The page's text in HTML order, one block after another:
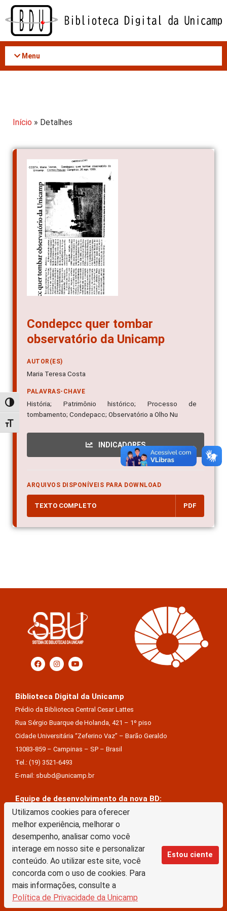
Utilizamos cookies para oferecer
melhor experiência, melhorar o
desempenho, analisar como você
interage em nosso site e personalizar
conteúdo. Ao utilizar este site, você
concorda com o uso de cookies. Para
mais informações, consulte a
Política de Privacidade da Unicamp
Estou ciente
Acessar
conteúdo
Alternar alto contraste
Alternar tamanho da fonte
Menu
Início » Detalhes
Condepcc quer tombar
observatório da Unicamp
AUTOR(ES)
Maria Teresa Costa
PALAVRAS-CHAVE
História; Patrimônio histórico; Processo de
tombamento; Condepacc; Observatório a Olho Nu
INDICADORES
ARQUIVOS DISPONÍVEIS PARA DOWNLOAD
TEXTO COMPLETO PDF
Biblioteca Digital da Unicamp
Prédio da Biblioteca Central Cesar Lattes
Rua Sérgio Buarque de Holanda, 421 – 1º piso
Cidade Universitária “Zeferino Vaz” – Barão Geraldo
13083-859 – Campinas – SP – Brasil
Tel.: (19) 3521-6493
E-mail: sbubd@unicamp.br
Equipe de desenvolvimento da nova BD:
Keite Aparecida Duarte
Márcio Vinícius De Jesus Almeida
Saul Victor De Castro E Silva
A Biblioteca Digital da Unicamp está licenciado com uma Licença Creative Commons –
Atribuição Sem Derivações 4.0 Internacional